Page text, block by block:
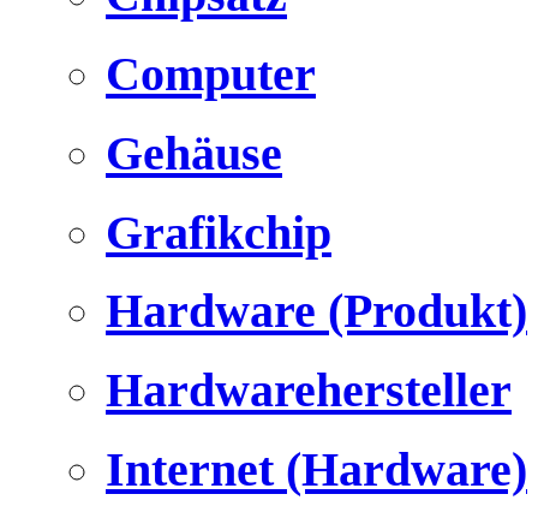
Computer
Gehäuse
Grafikchip
Hardware (Produkt)
Hardwarehersteller
Internet (Hardware)